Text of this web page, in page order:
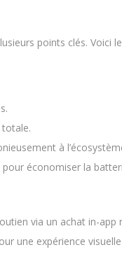
points clés. Voici
à
économiser la
via un achat in-
une expérience